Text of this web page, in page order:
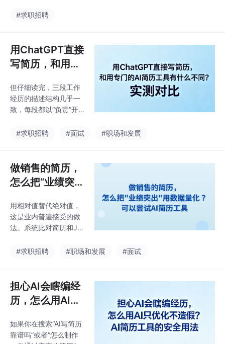
易用性、模板质量、AI
六个维度，对目前主流
的5款简
哪些关键词你没命中，
了47分。如果你打开自
己的简历，看到的是一
堆”负责XX工作”“参与X
十份都石沉大海——那
这篇文章就是写给你
的。我最近试了一款叫
求职工具，想从实际使
改到至少能过HR初
#求职招聘
用ChatGPT直接
写简历，和用专
有什么不同？实
测对比
但仔细读完，三段工作
经历的描述结构几乎一
致，每段都以“负责”开
收尾，中间塞满了行业
职责边界、一次独立承
担的决策痕迹。这个案
例引出了本轮实测的核
类通用AI直接写简历，
和用专门为求职场景设
计的AI简历工具，在最
验上到底差在哪里。然
和排版导出，记录每一
款工具
#求职招聘 #面试 #职场和发展
做销售的简历，
怎么把“业绩突
可以尝试AI简历
工具
用相对值替代绝对值，
这是业内普遍接受的做
法。系统比对简历和JD
“业务数据呈现”这个维
词如“大客户管理”“商务
谈判”“标书制作”在我的
简历中完全没有出现，
工作里是有的，问题出
在经历描述的方向偏
#求职招聘 #职场和发展 #面试
担心AI会瞎编经
历，怎么用AI只
简历工具的安全
如果你在搜索“AI写简历
靠谱吗”或者“怎么制作